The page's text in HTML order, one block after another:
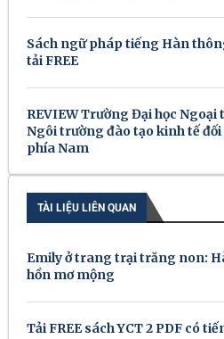
Sách ngữ pháp tiếng Hàn
tải FREE
REVIEW Trường Đại học Ngoại
Ngôi trường đào tạo kinh tế
phía Nam
TÀI LIỆU LIÊN QUAN
Emily ở trang trại trăng non:
hồn mơ mộng
Tải FREE sách YCT 2 PDF có